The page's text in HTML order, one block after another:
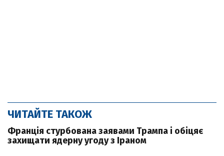
ЧИТАЙТЕ ТАКОЖ
Франція стурбована заявами Трампа і обіцяє
захищати ядерну угоду з Іраном